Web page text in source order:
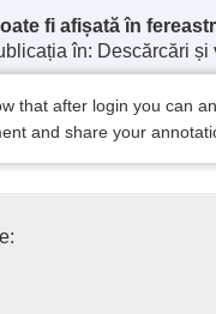
fi afișată în
în: Descărcări
that after login you can
and share your
al